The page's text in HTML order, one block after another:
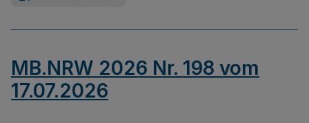
MB.NRW 2026 Nr. 198 vom
17.07.2026